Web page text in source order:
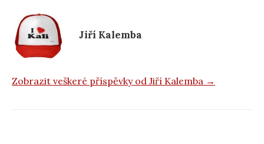
o
k Jiří Kalemba
Zobrazit veškeré příspěvky od Jiří Kalemba →